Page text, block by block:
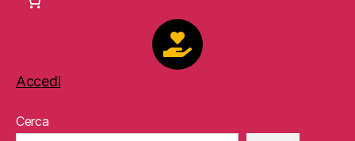
Accedi
Cerca